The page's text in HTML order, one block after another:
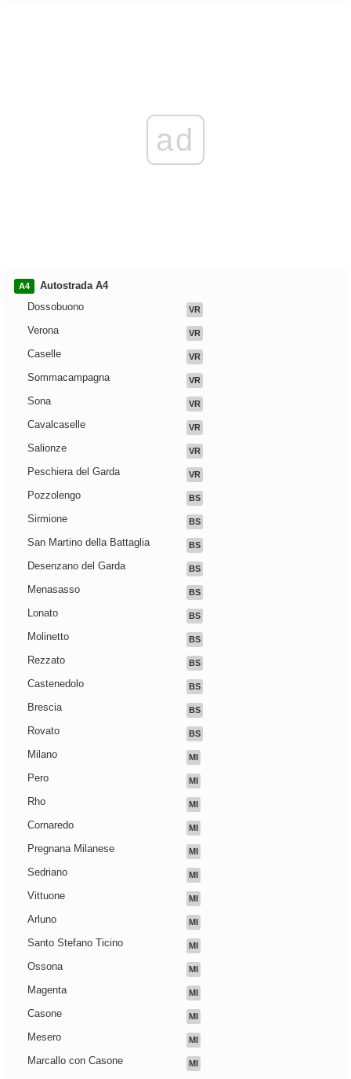
ad
A4
Autostrada A4
Dossobuono
VR
Verona VR
Caselle VR
Sommacampagna VR
Sona VR
Cavalcaselle VR
Salionze VR
Peschiera del Garda VR
Pozzolengo BS
Sirmione BS
San Martino della Battaglia BS
Desenzano del Garda BS
Menasasso BS
Lonato BS
Molinetto BS
Rezzato BS
Castenedolo BS
Brescia BS
Rovato BS
Milano MI
Pero MI
Rho MI
Cornaredo MI
Pregnana Milanese MI
Sedriano MI
Vittuone MI
Arluno MI
Santo Stefano Ticino MI
Ossona MI
Magenta MI
Casone MI
Mesero MI
Marcallo con Casone MI